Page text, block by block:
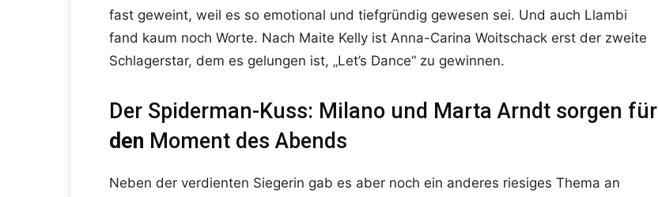
fast geweint, weil es so emotional und tiefgründig gewesen sei. Und auch Llambi
fand kaum noch Worte. Nach Maite Kelly ist Anna-Carina Woitschack erst der zweite
Schlagerstar, dem es gelungen ist, „Let’s Dance“ zu gewinnen.
Der Spiderman-Kuss: Milano und Marta Arndt sorgen für
den Moment des Abends
Neben der verdienten Siegerin gab es aber noch ein anderes riesiges Thema an